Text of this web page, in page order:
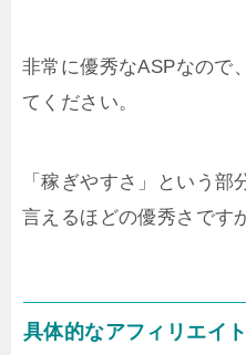
非常に優秀なASPなので
てください。
「稼ぎやすさ」という部
言えるほどの優秀さです
具体的なアフィリエイ